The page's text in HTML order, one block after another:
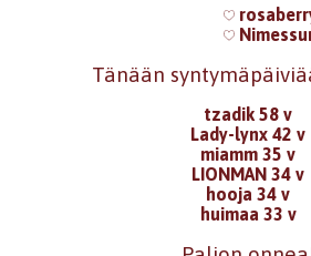
Tänään
tzadik 58 v
Lady-lynx 42 v
miamm 35 v
LIONMAN 34 v
hooja 34 v
huimaa 33 v